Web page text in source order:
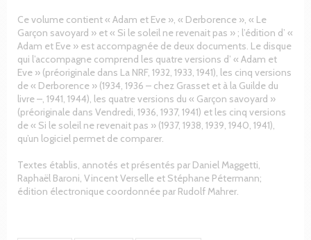
Ce volume contient « Adam et Eve », « Derborence », « Le
Garçon savoyard » et « Si le soleil ne revenait pas » ; l’édition d’ «
Adam et Eve » est accompagnée de deux documents. Le disque
qui l’accompagne comprend les quatre versions d’ « Adam et
Eve » (préoriginale dans La NRF, 1932, 1933, 1941), les cinq versions
de « Derborence » (1934, 1936 – chez Grasset et à la Guilde du
livre –, 1941, 1944), les quatre versions du « Garçon savoyard »
(préoriginale dans Vendredi, 1936, 1937, 1941) et les cinq versions
de « Si le soleil ne revenait pas » (1937, 1938, 1939, 1940, 1941),
qu’un logiciel permet de comparer.
Textes établis, annotés et présentés par Daniel Maggetti,
Raphaël Baroni, Vincent Verselle et Stéphane Pétermann;
édition électronique coordonnée par Rudolf Mahrer.